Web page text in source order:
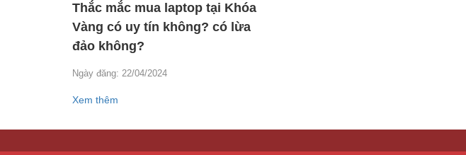
Thắc mắc mua laptop tại Khóa
Vàng có uy tín không? có lừa
đảo không?
Ngày đăng: 22/04/2024
Xem thêm